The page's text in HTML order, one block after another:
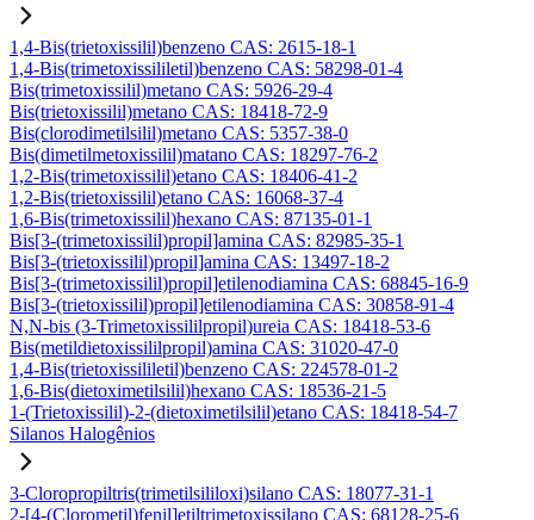
1,4-Bis(trietoxissilil)benzeno CAS: 2615-18-1
1,4-Bis(trimetoxissililetil)benzeno CAS: 58298-01-4
Bis(trimetoxissilil)metano CAS: 5926-29-4
Bis(trietoxissilil)metano CAS: 18418-72-9
Bis(clorodimetilsilil)metano CAS: 5357-38-0
Bis(dimetilmetoxissilil)matano CAS: 18297-76-2
1,2-Bis(trimetoxissilil)etano CAS: 18406-41-2
1,2-Bis(trietoxissilil)etano CAS: 16068-37-4
1,6-Bis(trimetoxissilil)hexano CAS: 87135-01-1
Bis[3-(trimetoxissilil)propil]amina CAS: 82985-35-1
Bis[3-(trietoxissilil)propil]amina CAS: 13497-18-2
Bis[3-(trimetoxissilil)propil]etilenodiamina CAS: 68845-16-9
Bis[3-(trietoxissilil)propil]etilenodiamina CAS: 30858-91-4
N,N-bis (3-Trimetoxissililpropil)ureia CAS: 18418-53-6
Bis(metildietoxissililpropil)amina CAS: 31020-47-0
1,4-Bis(trietoxissililetil)benzeno CAS: 224578-01-2
1,6-Bis(dietoximetilsilil)hexano CAS: 18536-21-5
1-(Trietoxissilil)-2-(dietoximetilsilil)etano CAS: 18418-54-7
Silanos Halogênios
3-Cloropropiltris(trimetilsililoxi)silano CAS: 18077-31-1
2-[4-(Clorometil)fenil]etiltrimetoxissilano CAS: 68128-25-6